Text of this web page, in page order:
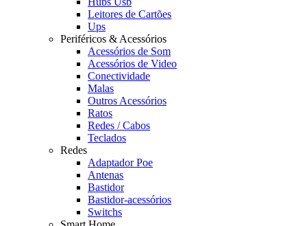
Leitores de Cartões
Ups
Periféricos & Acessórios
Acessórios de Som
Acessórios de Video
Conectividade
Malas
Outros Acessórios
Ratos
Redes / Cabos
Teclados
Redes
Adaptador Poe
Antenas
Bastidor
Bastidor-acessórios
Switchs